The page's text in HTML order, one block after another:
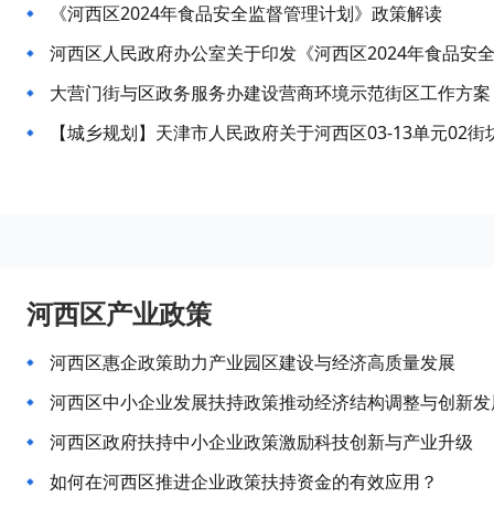
《河西区2024年食品安全监督管理计划》政策解读
河西区人民政府办公室关于印发《河西区2024年食品安
大营门街与区政务服务办建设营商环境示范街区工作方案
河西区产业政策
河西区惠企政策助力产业园区建设与经济高质量发展
河西区中小企业发展扶持政策推动经济结构调整与创新
河西区政府扶持中小企业政策激励科技创新与产业升级
如何在河西区推进企业政策扶持资金的有效应用？